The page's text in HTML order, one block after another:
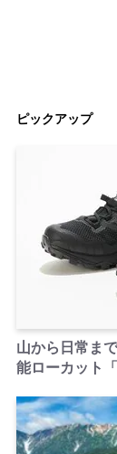
ピックアップ
山から日常ま
能ローカット